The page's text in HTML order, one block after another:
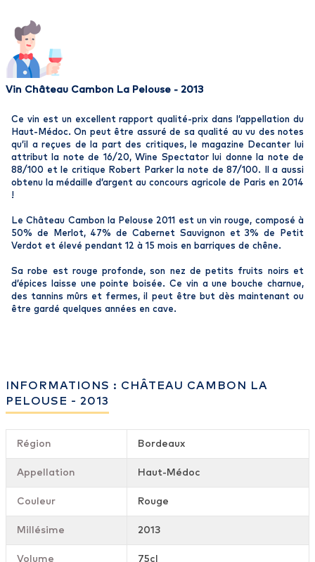
Vin Château Cambon La Pelouse - 2013
Ce vin est un excellent rapport qualité-prix dans l’appellation du
Haut-Médoc. On peut être assuré de sa qualité au vu des notes
qu’il a reçues de la part des critiques, le magazine Decanter lui
attribut la note de 16/20, Wine Spectator lui donne la note de
88/100 et le critique Robert Parker la note de 87/100. Il a aussi
obtenu la médaille d’argent au concours agricole de Paris en 2014
!
Le Château Cambon la Pelouse 2011 est un vin rouge, composé à
50% de Merlot, 47% de Cabernet Sauvignon et 3% de Petit
Verdot et élevé pendant 12 à 15 mois en barriques de chêne.
Sa robe est rouge profonde, son nez de petits fruits noirs et
d’épices laisse une pointe boisée. Ce vin a une bouche charnue,
des tannins mûrs et fermes, il peut être but dès maintenant ou
être gardé quelques années en cave.
INFORMATIONS : CHÂTEAU CAMBON LA
PELOUSE - 2013
Région Bordeaux
Appellation Haut-Médoc
Couleur Rouge
Millésime 2013
Volume 75cl